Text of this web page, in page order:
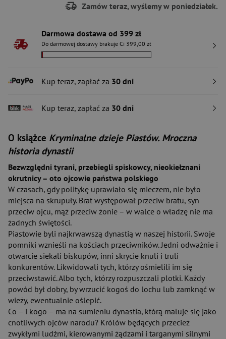
Zamów teraz, wyślemy w poniedziałek.
Darmowa dostawa od 399 zł
Do darmowej dostawy brakuje Ci 399,00 zł
Kup teraz, zapłać za 30 dni
Kup teraz, zapłać za 30 dni
O książce Kryminalne dzieje Piastów. Mroczna
historia dynastii
Bezwzględni tyrani, przebiegli spiskowcy, nieokiełznani
okrutnicy – oto ojcowie państwa polskiego
W czasach, gdy politykę uprawiało się mieczem, nie było
miejsca na skrupuły. Brat występował przeciw bratu, syn
przeciw ojcu, mąż przeciw żonie – w walce o władzę nie ma
żadnych świętości.
Piastowie byli najkrwawszą dynastią w naszej historii. Swoje
pomniki wznieśli na kościach przeciwników. Jedni odważnie i
otwarcie siekali biskupów, inni skrycie knuli i truli
konkurentów. Likwidowali tych, którzy ośmielili im się
przeciwstawić. Albo tych, którzy rozpuszczali plotki. Każdy
powód był dobry, by wrzucić kogoś do lochu lub zamknąć w
wieży, ewentualnie oślepić.
Co – i kogo – ma na sumieniu dynastia, którą maluje się jako
cnotliwych ojców narodu? Królów będących przecież
zwykłymi ludźmi, kierowanymi żądzami i targanymi silnymi